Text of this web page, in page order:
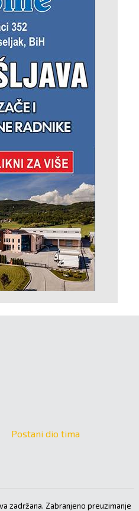
Postani dio tima
zadržana. Zabranjeno preuzimanje